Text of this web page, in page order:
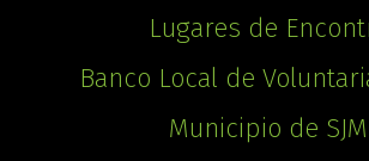
Lugares de
Banco Local de
Municipio de SJM